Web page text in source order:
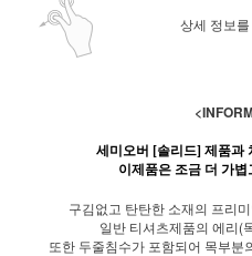
상세 정보
세미오버 [솔리드] 제품과
이제품은 조금 더 가
구김없고 탄탄한 소재의 프리
일반 티셔츠제품의 에리(
또한 두줄침수가 포함되어 목부분